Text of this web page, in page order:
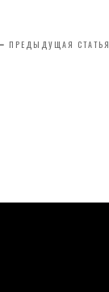
ПРЕДЫДУЩАЯ СТАТЬЯ